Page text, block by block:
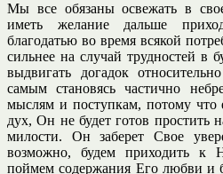
Мы все обязаны освежать в
иметь желание дальше
благодатью во время всякой
сильнее на случай трудностей в
выдвигать догадок
самым становясь частично
мыслям и поступкам, потому что
дух, Он не будет готов простить
милости. Он заберет Свое
возможно, будем приходить к
поймем содержания Его любви и